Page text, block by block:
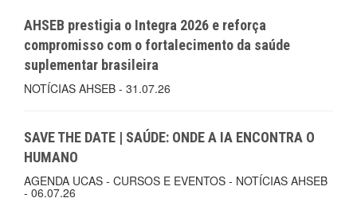
AHSEB prestigia o Integra 2026 e reforça
compromisso com o fortalecimento da saúde
suplementar brasileira
NOTÍCIAS AHSEB - 31.07.26
SAVE THE DATE | SAÚDE: ONDE A IA ENCONTRA O
HUMANO
AGENDA UCAS - CURSOS E EVENTOS - NOTÍCIAS AHSEB
- 06.07.26